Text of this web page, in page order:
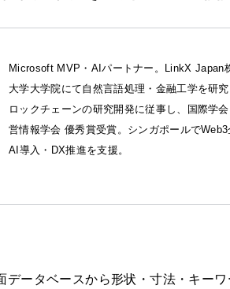
Microsoft MVP・AIパートナー。LinkX Japan
大学大学院にて自然言語処理・金融工学を研
ロックチェーンの研究開発に従事し、国際学
営情報学会 優秀賞受賞。シンガポールで
AI導入・DX推進を支援。
ータベースから形状・寸法・キー